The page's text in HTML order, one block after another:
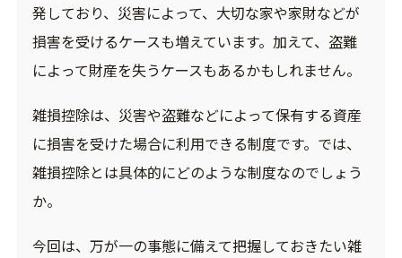
発しており、災害によって、大切な家や家財などが
損害を受けるケースも増えています。加えて、盗難
によって財産を失うケースもあるかもしれません。
雑損控除は、災害や盗難などによって保有する資産
に損害を受けた場合に利用できる制度です。では、
雑損控除とは具体的にどのような制度なのでしょう
か。
今回は、万が一の事態に備えて把握しておきたい雑